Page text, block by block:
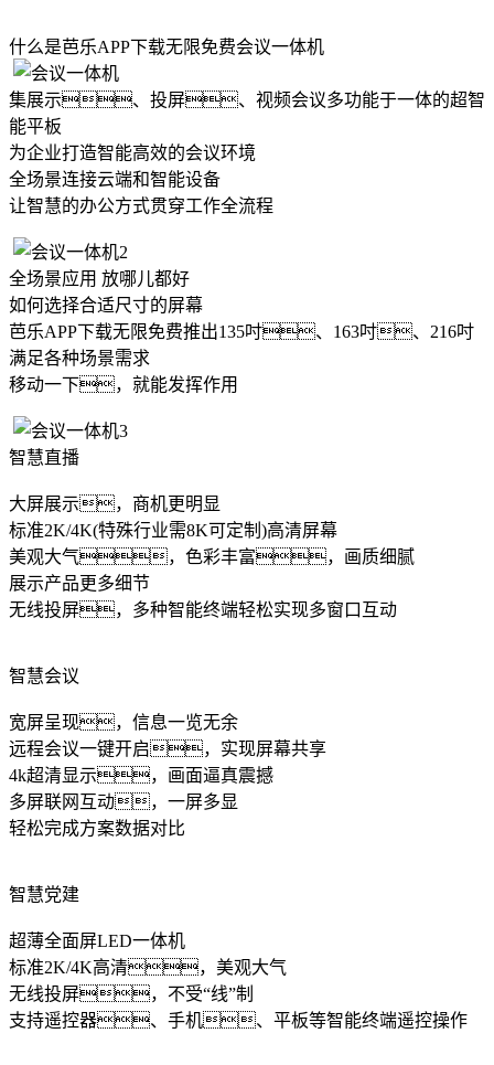
什么是芭乐APP下载无限免费会议一体机
集展示、投屏、视频会议多功能于一体的超智
能平板
为企业打造智能高效的会议环境
全场景连接云端和智能设备
让智慧的办公方式贯穿工作全流程
全场景应用 放哪儿都好
如何选择合适尺寸的屏幕
芭乐APP下载无限免费推出135吋、163吋、216吋
满足各种场景需求
移动一下，就能发挥作用
智慧直播
大屏展示，商机更明显
标准2K/4K(特殊行业需8K可定制)高清屏幕
美观大气，色彩丰富，画质细腻
展示产品更多细节
无线投屏，多种智能终端轻松实现多窗口互动
智慧会议
宽屏呈现，信息一览无余
远程会议一键开启，实现屏幕共享
4k超清显示，画面逼真震撼
多屏联网互动，一屏多显
轻松完成方案数据对比
智慧党建
超薄全面屏LED一体机
标准2K/4K高清，美观大气
无线投屏，不受“线”制
支持遥控器、手机、平板等智能终端遥控操作